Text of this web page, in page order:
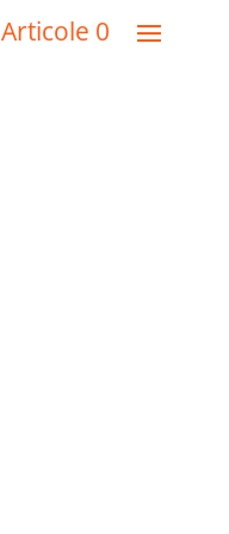
Articole 0